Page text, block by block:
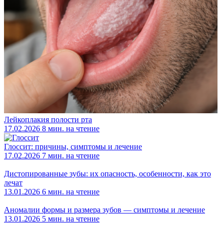
Лейкоплакия полости рта
17.02.2026 8 мин. на чтение
Глоссит: причины, симптомы и лечение
17.02.2026 7 мин. на чтение
Дистопированные зубы: их опасность, особенности, как это
лечат
13.01.2026 6 мин. на чтение
Аномалии формы и размера зубов — симптомы и лечение
13.01.2026 5 мин. на чтение